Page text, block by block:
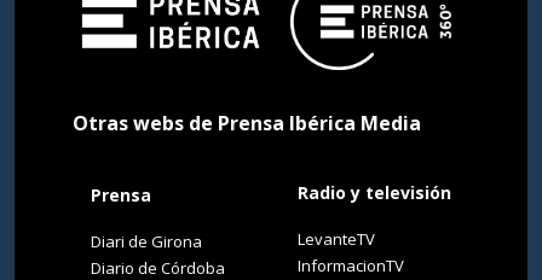
Otras webs de Prensa Ibérica Media
Prensa
Diari de Girona
Diario de Córdoba
Radio y televisión
LevanteTV
InformacionTV